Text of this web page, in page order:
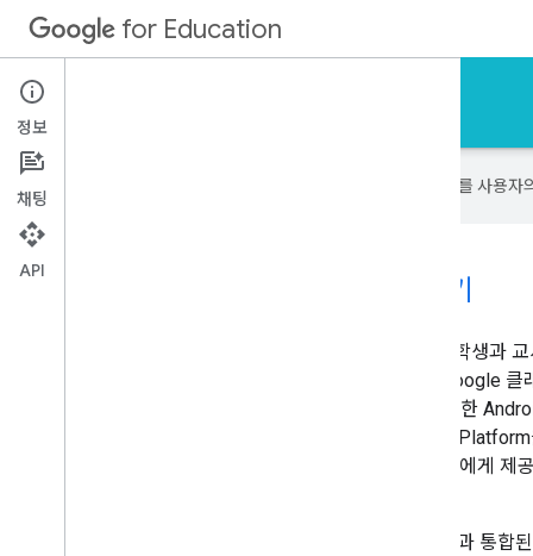
for Education
교사와 학생을 위한 솔루션 빌드
Google은 AI 기술을 사용하여 콘텐츠를 사용
Google for Education으로 개발하기
Google for Education은 전 세계 1억 2천만 명 이상의 학생과
데 주력하고 있습니다. Google은 개발자와 협력하여 Google
Education, Google Expeditions와 같은 솔루션 및 다양한
통한 다각적인 학습 환경을 조성합니다. Google Cloud
대학 인프라를 지원합니다. Google 제품은 교사와 학생에게 제
Google for Education에는 Google for Education 제품과 통합
정보
채팅
API